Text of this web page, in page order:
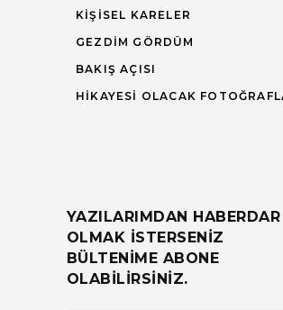
KIŞISEL KARELER
GEZDIM GÖRDÜM
BAKIŞ AÇISI
HIKAYESI OLACAK
YAZILARIMDAN HABERDAR
OLMAK ISTERSENIZ
BÜLTENIME ABONE
OLABILIRSINIZ.